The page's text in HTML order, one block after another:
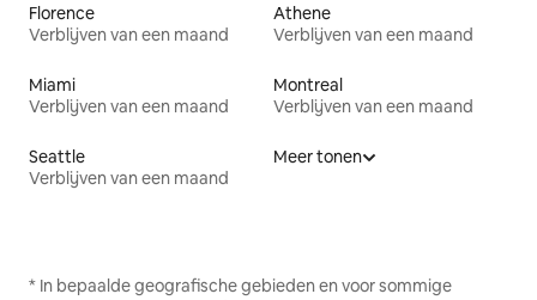
Florence
Verblijven van een maand
Athene
Verblijven van een maand
Miami
Verblijven van een maand
Montreal
Verblijven van een maand
Seattle
Verblijven van een maand
Meer tonen
* In bepaalde geografische gebieden en voor sommige